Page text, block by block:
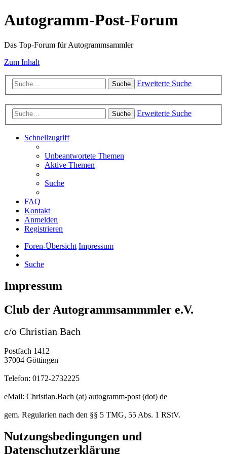
Autogramm-Post-Forum
Das Top-Forum für Autogrammsammler
Zum Inhalt
Suche Erweiterte Suche
Suche Erweiterte Suche
Schnellzugriff
Unbeantwortete Themen
Aktive Themen
Suche
FAQ
Kontakt
Anmelden
Registrieren
Foren-Übersicht Impressum
Suche
Impressum
Club der Autogrammsammmler e.V.
c/o Christian Bach
Postfach 1412
37004 Göttingen
Telefon: 0172-2732225
eMail: Christian.Bach (at) autogramm-post (dot) de
gem. Regularien nach den §§ 5 TMG, 55 Abs. 1 RStV.
Nutzungsbedingungen und
Datenschutzerklärung